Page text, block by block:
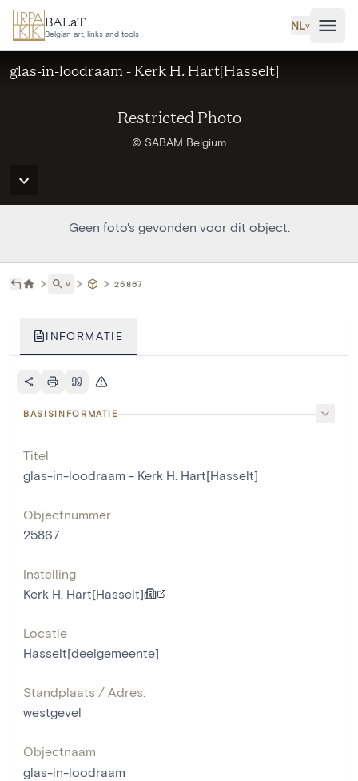
Ga naar hoofdinhoud
BALaT
Belgian art, links and tools
NL˅
Restricted Photo
© SABAM Belgium
glas-in-loodraam - Kerk H. Hart[Hasselt]
Geen foto's gevonden voor dit object.
˅ 25867
INFORMATIE
BASISINFORMATIE
Titel
glas-in-loodraam - Kerk H. Hart[Hasselt]
Objectnummer
25867
Instelling
Kerk H. Hart[Hasselt]
Locatie
Hasselt[deelgemeente]
Standplaats / Adres:
westgevel
Objectnaam
glas-in-loodraam